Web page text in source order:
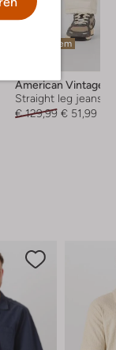
Laatste item
American Vintage
Straight leg jeans
€ 129,99 € 51,99